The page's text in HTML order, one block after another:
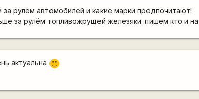
за рулём автомобилей и какие марки предпочитают!
за рулём топливожрущей железяки. пишем кто и на
актуальна :)